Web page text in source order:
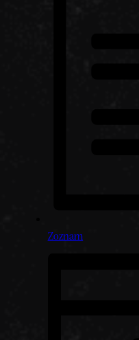
Zoznam